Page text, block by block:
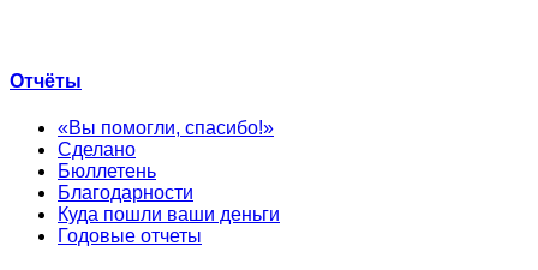
Отчёты
«Вы помогли, спасибо!»
Сделано
Бюллетень
Благодарности
Куда пошли ваши деньги
Годовые отчеты